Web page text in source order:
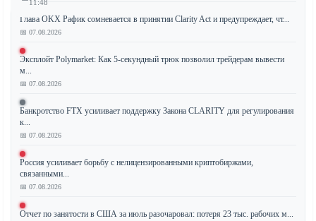
11:48
Binance,
ведущая
биржа
в
мире,
представила
новый
продукт
с
покрытыми
Глава OKX Рафик сомневается в принятии Clarity Act и предупреждает, чт...
📅 07.08.2026
Эксплойт Polymarket: Как 5-секундный трюк позволил трейдерам вывести
м...
📅 07.08.2026
Банкротство FTX усиливает поддержку Закона CLARITY для регулирования
к...
📅 07.08.2026
Россия усиливает борьбу с нелицензированными криптобиржами,
связанными...
📅 07.08.2026
Отчет по занятости в США за июль разочаровал: потеря 23 тыс. рабочих м...